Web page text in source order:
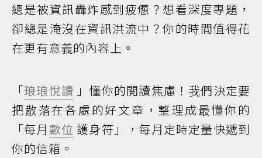
總是被資訊轟炸感到疲憊？想看深度專題，
卻總是淹沒在資訊洪流中？你的時間值得花
在更有意義的內容上。
「琅琅悅讀 」懂你的閱讀焦慮！我們決定要
把散落在各處的好文章，整理成最懂你的
「每月 數位 護身符」，每月定時定量快遞到
你的信箱。